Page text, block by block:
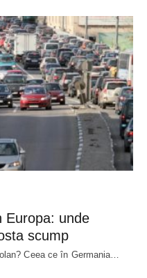
Europa: unde
scump
Ceea ce în Germania…